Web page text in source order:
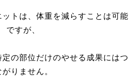
トは、体重を減らすことは可能
ですが、
の部位だけのやせる成果にはつ
がりません。